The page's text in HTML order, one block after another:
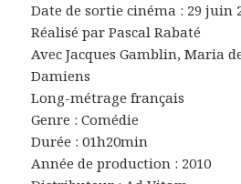
Date de sortie cinéma : 29 juin
Réalisé par Pascal Rabaté
Avec Jacques Gamblin, Maria
Damiens
Long-métrage français
Genre : Comédie
Durée : 01h20min
Année de production : 2010